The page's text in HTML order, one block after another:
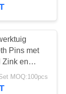
Pins met
Zink en
MOQ:100pcs